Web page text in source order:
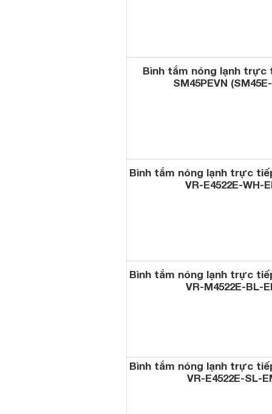
Bình tắm nóng lạnh trực
SM45PEVN
Bình tắm nóng lạnh trực
VR-E4522E-WH-
Bình tắm nóng lạnh trực
VR-M4522E-BL-
Bình tắm nóng lạnh trực
VR-E4522E-SL-